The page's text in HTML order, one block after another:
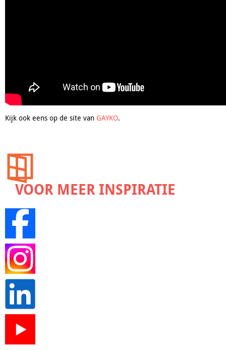
Kijk ook eens op de site van GAYKO.
VOOR MEER INSPIRATIE